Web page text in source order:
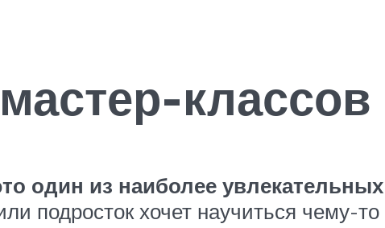
классов
один из наиболее
подросток хочет научиться чему-